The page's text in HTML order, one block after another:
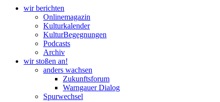
wir berichten
Onlinemagazin
Kulturkalender
KulturBegegnungen
Podcasts
Archiv
wir stoßen an!
anders wachsen
Zukunftsforum
Warngauer Dialog
Spurwechsel